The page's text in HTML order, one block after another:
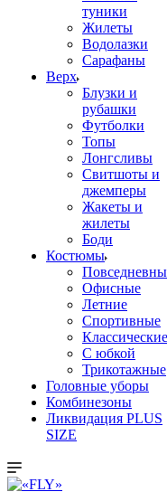
туники
Жилеты
Водолазки
Сарафаны
Верх
Блузки и
рубашки
Футболки
Топы
Лонгсливы
Свитшоты и
джемперы
Жакеты и
жилеты
Боди
Костюмы
Офисные
Летние
Спортивные
Классические
С юбкой
Трикотажные
Головные уборы
Комбинезоны
Ликвидация PLUS
SIZE